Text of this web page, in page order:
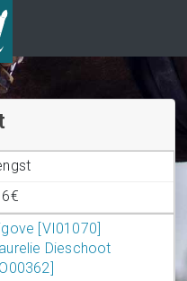
[VI01070]
Dieschoot